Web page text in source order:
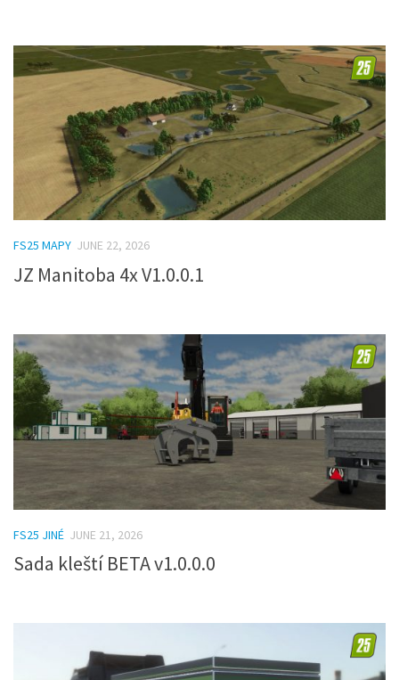
FS25 MAPY JUNE 22, 2026
JZ Manitoba 4x V1.0.0.1
FS25 JINÉ JUNE 21, 2026
Sada kleští BETA v1.0.0.0